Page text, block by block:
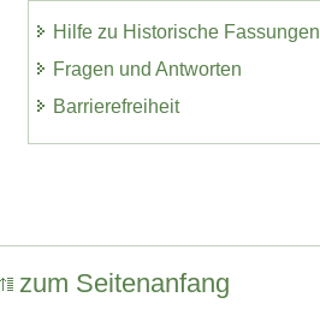
Hilfe zu Historische Fassungen
Fragen und Antworten
Barrierefreiheit
zum Seitenanfang